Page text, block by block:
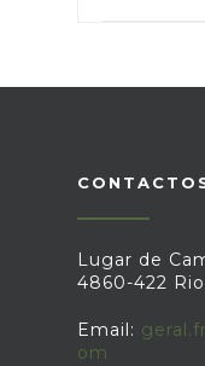
Lugar de
4860-422
Email:
om